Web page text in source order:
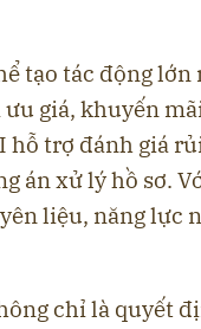
tạo tác động
giá, khuyến
hỗ trợ đánh giá
án xử lý hồ sơ.
liệu, năng lực
chỉ là quyết